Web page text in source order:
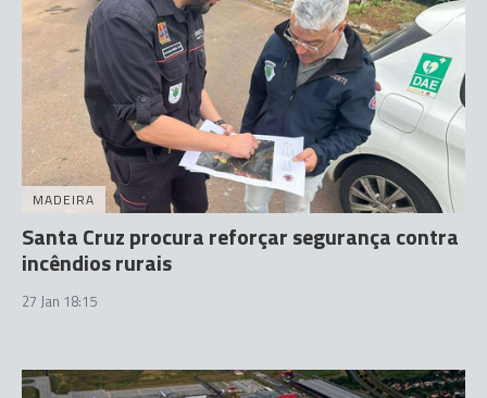
MADEIRA
Santa Cruz procura reforçar segurança contra
incêndios rurais
27 Jan 18:15